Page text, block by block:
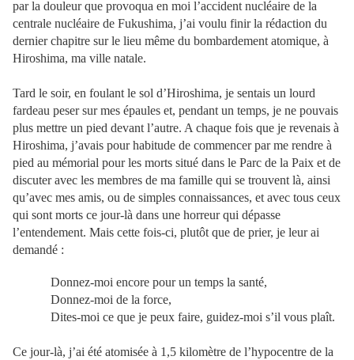
par la douleur que provoqua en moi l’accident nucléaire de la
centrale nucléaire de Fukushima, j’ai voulu finir la rédaction du
dernier chapitre sur le lieu même du bombardement atomique, à
Hiroshima, ma ville natale.
Tard le soir, en foulant le sol d’Hiroshima, je sentais un lourd
fardeau peser sur mes épaules et, pendant un temps, je ne pouvais
plus mettre un pied devant l’autre. A chaque fois que je revenais à
Hiroshima, j’avais pour habitude de commencer par me rendre à
pied au mémorial pour les morts situé dans le Parc de la Paix et de
discuter avec les membres de ma famille qui se trouvent là, ainsi
qu’avec mes amis, ou de simples connaissances, et avec tous ceux
qui sont morts ce jour-là dans une horreur qui dépasse
l’entendement. Mais cette fois-ci, plutôt que de prier, je leur ai
demandé :
Donnez-moi encore pour un temps la santé,
Donnez-moi de la force,
Dites-moi ce que je peux faire, guidez-moi s’il vous plaît.
Ce jour-là, j’ai été atomisée à 1,5 kilomètre de l’hypocentre de la